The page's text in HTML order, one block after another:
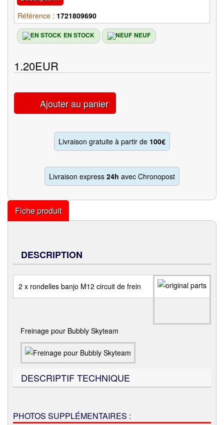
Référence : 1721809690
EN STOCK NEUF
1.20EUR
Ajouter au panier
Livraison gratuite à partir de 100€
Livraison express 24h avec Chronopost
Fiche produit
DESCRIPTION
2 x rondelles banjo M12 circuit de frein
Freinage pour Bubbly Skyteam
DESCRIPTIF TECHNIQUE
PHOTOS SUPPLÉMENTAIRES :